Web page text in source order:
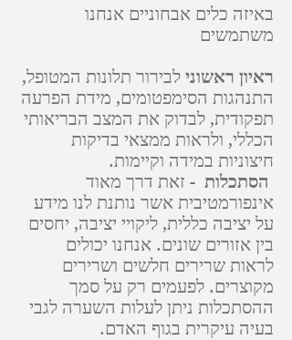
באיזה כלים אבחוניים אנחנו
משתמשים
ראיון ראשוני לבירור תלונות המטופל,
התנהגות הסימפטומים, מידת הפרעה
תפקודית, לבדוק את המצב הבריאותי
הכללי, ולראות ממצאי בדיקות
חיצוניות במידה וקיימות.
הסתכלות - זאת דרך מאוד
אינפורמטיבית אשר נותנת לנו מידע
על יציבה כללית, ליקויי יציבה, יחסים
בין אזורים שונים. אנחנו יכולים
לראות שרירים חלשים ושרירים
מקוצרים. לפעמים רק על סמך
ההסתכלות ניתן לעלות השערה לגבי
בעיה עיקרית בגוף האדם.